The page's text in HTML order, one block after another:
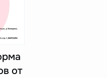
от